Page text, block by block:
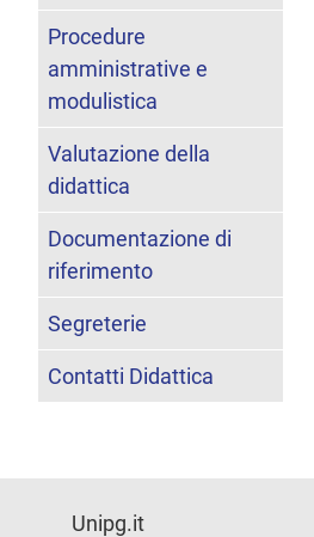
Procedure
amministrative e
modulistica
Valutazione della
didattica
Documentazione di
riferimento
Segreterie
Contatti Didattica
Unipg.it